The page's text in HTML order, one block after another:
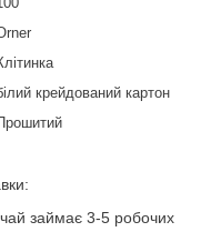
крейдований картон
займає 3-5 робочих